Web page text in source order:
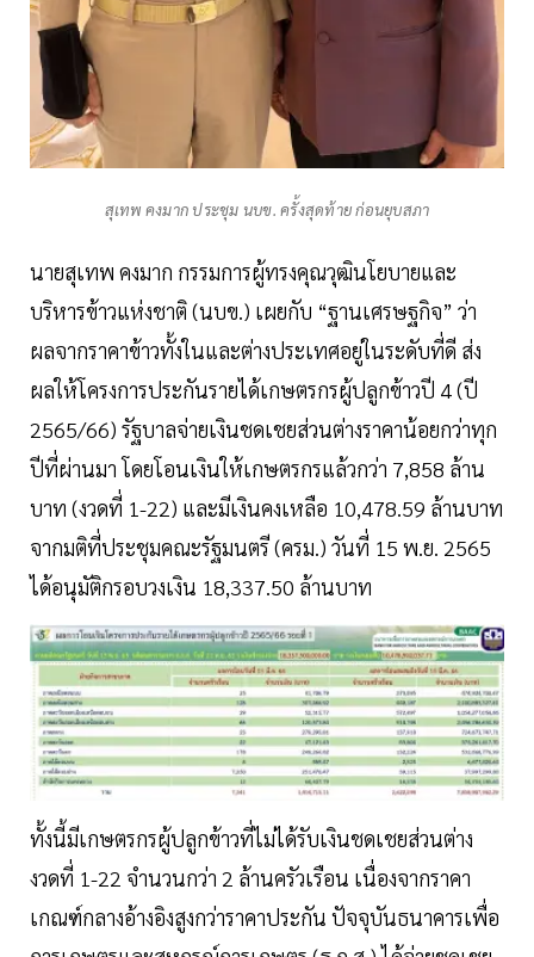
สุเทพ คงมาก ประชุม นบข. ครั้งสุดท้าย ก่อนยุบสภา
นายสุเทพ คงมาก กรรมการผู้ทรงคุณวุฒินโยบายและ
บริหารข้าวแห่งชาติ (นบข.) เผยกับ “ฐานเศรษฐกิจ” ว่า
ผลจากราคาข้าวทั้งในและต่างประเทศอยู่ในระดับที่ดี ส่ง
ผลให้โครงการประกันรายได้เกษตรกรผู้ปลูกข้าวปี 4 (ปี
2565/66) รัฐบาลจ่ายเงินชดเชยส่วนต่างราคาน้อยกว่าทุก
ปีที่ผ่านมา โดยโอนเงินให้เกษตรกรแล้วกว่า 7,858 ล้าน
บาท (งวดที่ 1-22) และมีเงินคงเหลือ 10,478.59 ล้านบาท
จากมติที่ประชุมคณะรัฐมนตรี (ครม.) วันที่ 15 พ.ย. 2565
ได้อนุมัติกรอบวงเงิน 18,337.50 ล้านบาท
ทั้งนี้มีเกษตรกรผู้ปลูกข้าวที่ไม่ได้รับเงินชดเชยส่วนต่าง
งวดที่ 1-22 จำนวนกว่า 2 ล้านครัวเรือน เนื่องจากราคา
เกณฑ์กลางอ้างอิงสูงกว่าราคาประกัน ปัจจุบันธนาคารเพื่อ